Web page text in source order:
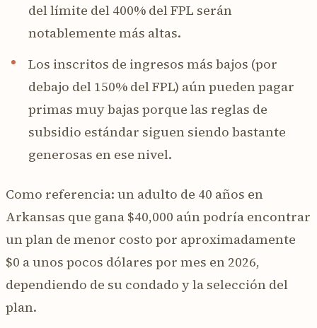
del límite del 400% del FPL serán
notablemente más altas.
Los inscritos de ingresos más bajos (por
debajo del 150% del FPL) aún pueden pagar
primas muy bajas porque las reglas de
subsidio estándar siguen siendo bastante
generosas en ese nivel.
Como referencia: un adulto de 40 años en
Arkansas que gana $40,000 aún podría encontrar
un plan de menor costo por aproximadamente
$0 a unos pocos dólares por mes en 2026,
dependiendo de su condado y la selección del
plan.